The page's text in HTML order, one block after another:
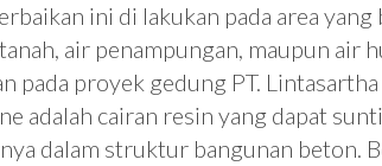
ini di lakukan pada area
air penampungan, maupun air
pada proyek gedung PT.
adalah cairan resin yang dapat
dalam struktur bangunan beton.